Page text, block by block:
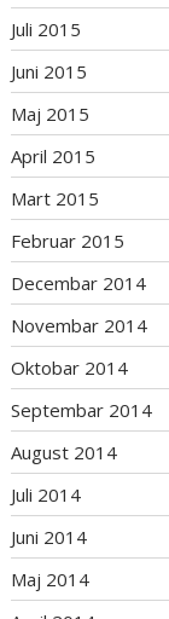
Juli 2015
Juni 2015
Maj 2015
April 2015
Mart 2015
Februar 2015
Decembar 2014
Novembar 2014
Oktobar 2014
Septembar 2014
August 2014
Juli 2014
Juni 2014
Maj 2014